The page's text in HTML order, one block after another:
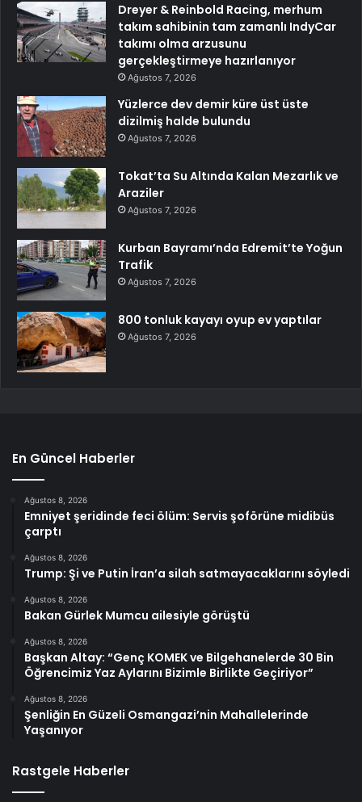
Dreyer & Reinbold Racing, merhum
takım sahibinin tam zamanlı IndyCar
takımı olma arzusunu
gerçekleştirmeye hazırlanıyor
Ağustos 7, 2026
Yüzlerce dev demir küre üst üste
dizilmiş halde bulundu
Ağustos 7, 2026
Tokat’ta Su Altında Kalan Mezarlık ve
Araziler
Ağustos 7, 2026
Kurban Bayramı’nda Edremit’te Yoğun
Trafik
Ağustos 7, 2026
800 tonluk kayayı oyup ev yaptılar
Ağustos 7, 2026
En Güncel Haberler
Ağustos 8, 2026
Emniyet şeridinde feci ölüm: Servis şoförüne midibüs
çarptı
Ağustos 8, 2026
Trump: Şi ve Putin İran’a silah satmayacaklarını söyledi
Ağustos 8, 2026
Bakan Gürlek Mumcu ailesiyle görüştü
Ağustos 8, 2026
Başkan Altay: “Genç KOMEK ve Bilgehanelerde 30 Bin
Öğrencimiz Yaz Aylarını Bizimle Birlikte Geçiriyor”
Ağustos 8, 2026
Şenliğin En Güzeli Osmangazi’nin Mahallelerinde
Yaşanıyor
Rastgele Haberler